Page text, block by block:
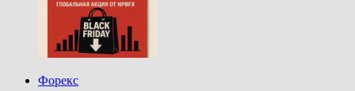
Форекс